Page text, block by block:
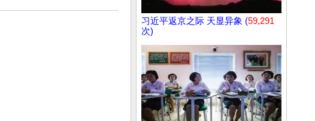
习近平返京之际 天显异象 (59,291
次)